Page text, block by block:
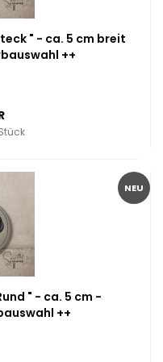
" - ca. 5 cm breit
++
NEU
" - ca. 5 cm -
++